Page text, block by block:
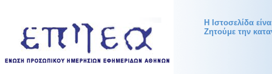
Η Ιστοσελίδα
Ζητούμε την